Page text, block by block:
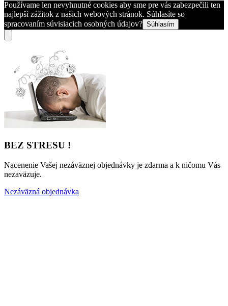
Používame len nevyhnutné cookies aby sme pre vás zabezpečili ten
najlepší zážitok z našich webových stránok. Súhlasíte so
spracovaním súvisiacich osobných údajov? Súhlasím
BEZ STRESU !
Nacenenie Vašej nezáväznej objednávky je zdarma a k ničomu Vás
nezaväzuje.
Nezáväzná objednávka